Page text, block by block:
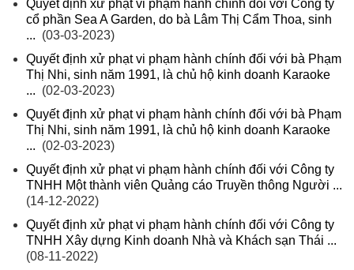
Quyết định xử phạt vi phạm hành chính đối với Công ty
cổ phần Sea A Garden, do bà Lâm Thị Cẩm Thoa, sinh
... (03-03-2023)
Quyết định xử phạt vi phạm hành chính đối với bà Phạm
Thị Nhi, sinh năm 1991, là chủ hộ kinh doanh Karaoke
... (02-03-2023)
Quyết định xử phạt vi phạm hành chính đối với bà Phạm
Thị Nhi, sinh năm 1991, là chủ hộ kinh doanh Karaoke
... (02-03-2023)
Quyết định xử phạt vi phạm hành chính đối với Công ty
TNHH Một thành viên Quảng cáo Truyền thông Người ...
(14-12-2022)
Quyết định xử phạt vi phạm hành chính đối với Công ty
TNHH Xây dựng Kinh doanh Nhà và Khách sạn Thái ...
(08-11-2022)